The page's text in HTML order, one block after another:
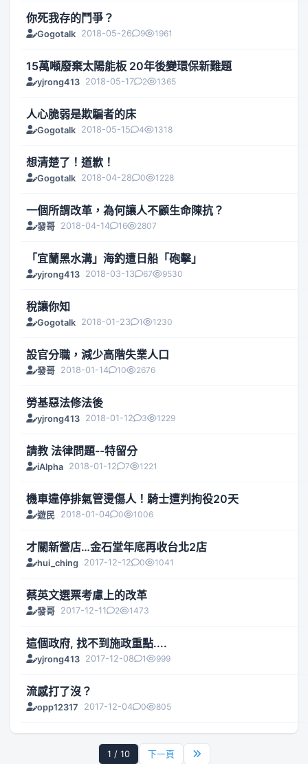
你死我存的鬥爭？
Gogotalk 2018-05-26 9 1961
15萬噸廢棄太陽能板 20年後變環保新難題
yjrong413 2018-05-17 2 1365
人心脆弱是欺騙者的床
Gogotalk 2018-05-15 4 1318
想清楚了！道歉！
Gogotalk 2018-04-28 0 1228
一個所謂改革，為何讓人不顧生命陳抗？
發哥 2018-04-14 16 2807
「宜蘭黑水溝」海釣遭日船「砲擊」
yjrong413 2018-03-13 67 9530
稅讓你知
Gogotalk 2018-01-23 1 1230
設官分職，減少高階失業人口
發哥 2018-01-14 10 2676
勞基惡法修法後
yjrong413 2018-01-12 3 1229
請教 法律問題--特留分
iAlpha 2018-01-12 7 1221
機車違停排氣管燙傷人！騎士遭判拘役20天
遊民 2018-01-04 0 1006
才關新營店…金石堂年底再收台北2店
hui_ching 2017-12-12 0 1041
蔡英文選票考慮上的改革
發哥 2017-12-11 2 1473
這個政府, 找不到施政重點....
yjrong413 2017-12-08 1 999
流感打了沒？
opp12317 2017-12-04 0 805
1 / 10 下一頁